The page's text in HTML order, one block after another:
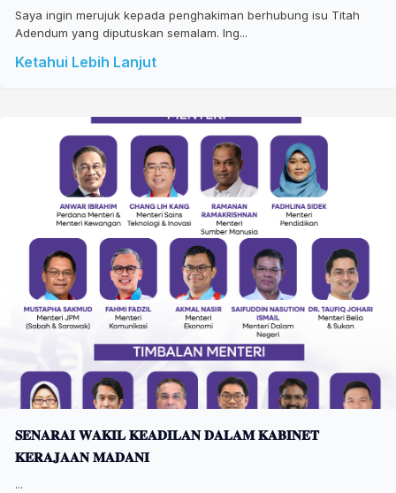
Saya ingin merujuk kepada penghakiman berhubung isu Titah
Adendum yang diputuskan semalam. Ing...
Ketahui Lebih Lanjut
𝐒𝐄𝐍𝐀𝐑𝐀𝐈 𝐖𝐀𝐊𝐈𝐋 𝐊𝐄𝐀𝐃𝐈𝐋𝐀𝐍 𝐃𝐀𝐋𝐀𝐌 𝐊𝐀𝐁𝐈𝐍𝐄𝐓
𝐊𝐄𝐑𝐀𝐉𝐀𝐀𝐍 𝐌𝐀𝐃𝐀𝐍𝐈
...